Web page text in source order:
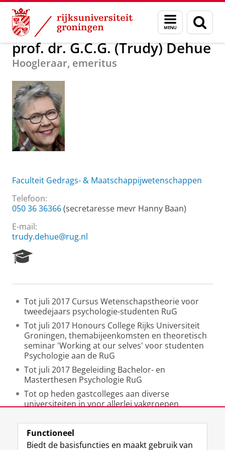
Skip
Content
Skip
Navigation
Menu
en
zoeken
Over ons prof. dr. G.C.G. (Trudy) Dehue
prof. dr. G.C.G. (Trudy) Dehue
Hoogleraar, emeritus
Faculteit Gedrags- & Maatschappijwetenschappen
Telefoon:
050 36 36366(secretaresse mevr Hanny Baan)
E-mail:
trudy.dehue@rug.nl
e
r
c
h
P
o
r
t
a
l
Tot juli 2017 Cursus Wetenschapstheorie voor
tweedejaars psychologie-studenten RuG
Tot juli 2017 Honours College Rijks Universiteit
Groningen, themabijeenkomsten en theoretisch
seminar 'Working at our selves' voor studenten
Psychologie aan de RuG
Tot juli 2017 Begeleiding Bachelor- en
Masterthesen Psychologie RuG
Tot op heden gastcolleges aan diverse
universiteiten in voor allerlei vakgroepen
Laatst gewijzigd: 25 juni 2022 13:37
Functioneel
Biedt de basisfuncties en maakt gebruik van